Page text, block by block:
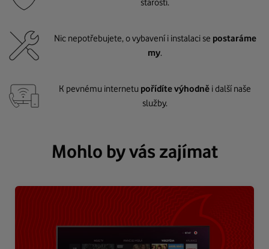
starostí.
Nic nepotřebujete, o vybavení i instalaci se postaráme
my.
K pevnému internetu pořídíte výhodně i další naše
služby.
Mohlo by vás zajímat